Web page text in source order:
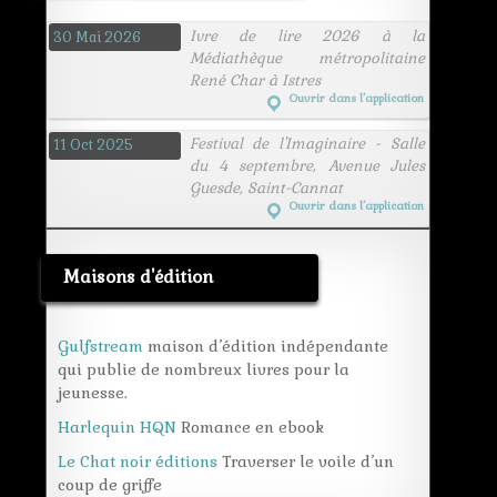
30 Mai 2026
Ivre de lire 2026 à la
Médiathèque métropolitaine
René Char à Istres
Ouvrir dans l’application
11 Oct 2025
Festival de l'Imaginaire - Salle
du 4 septembre, Avenue Jules
Guesde, Saint-Cannat
Ouvrir dans l’application
Maisons d'édition
Gulfstream maison d’édition indépendante
qui publie de nombreux livres pour la
jeunesse.
Harlequin HQN Romance en ebook
Le Chat noir éditions Traverser le voile d’un
coup de griffe